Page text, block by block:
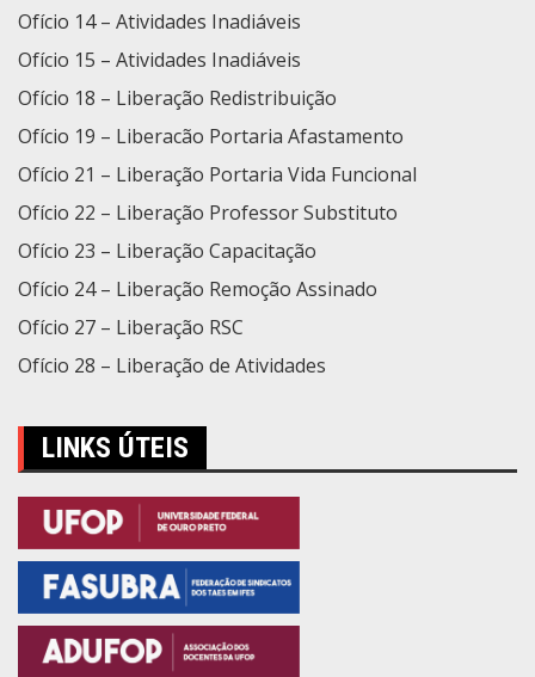
Ofício 14 – Atividades Inadiáveis
Ofício 15 – Atividades Inadiáveis
Ofício 18 – Liberação Redistribuição
Ofício 19 – Liberacão Portaria Afastamento
Ofício 21 – Liberação Portaria Vida Funcional
Ofício 22 – Liberação Professor Substituto
Ofício 23 – Liberação Capacitação
Ofício 24 – Liberação Remoção Assinado
Ofício 27 – Liberação RSC
Ofício 28 – Liberação de Atividades
LINKS ÚTEIS